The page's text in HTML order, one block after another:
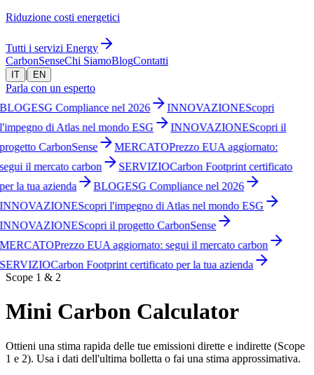
Riduzione costi energetici
Tutti i servizi Energy
CarbonSenseChi SiamoBlogContatti
IT | EN
Parla con un esperto
ESG Compliance nel 2026 INNOVAZIONEScopri
di Atlas nel mondo ESG
INNOVAZIONEScopri il
CarbonSense
MERCATOPrezzo EUA aggiornato:
il mercato carbon
SERVIZIOCarbon Footprint certificato
la tua azienda
BLOGESG Compliance nel 2026
Scopri l'impegno di Atlas nel mondo ESG
Scopri il progetto CarbonSense
Prezzo EUA aggiornato: segui il mercato carbon
Carbon Footprint certificato per la tua azienda
Scope 1 & 2
Mini Carbon Calculator
Ottieni una stima rapida delle tue emissioni dirette e indirette (Scope
1 e 2). Usa i dati dell'ultima bolletta o fai una stima approssimativa.